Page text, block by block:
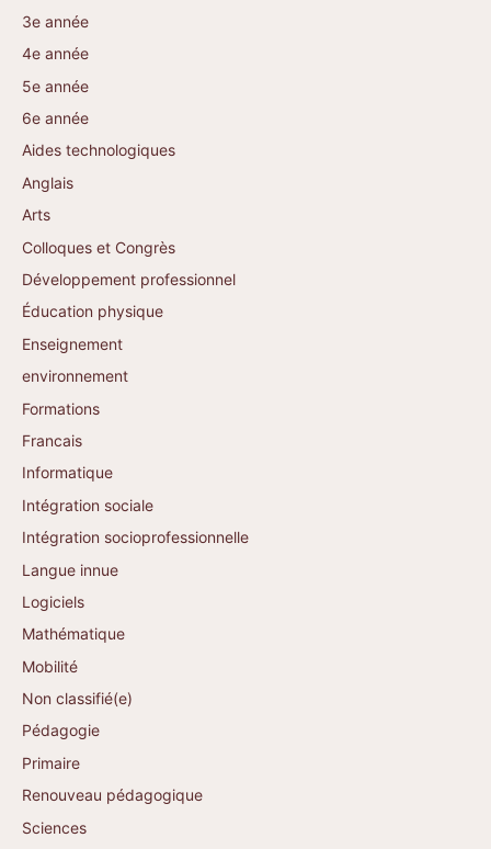
3e année
4e année
5e année
6e année
Aides technologiques
Anglais
Arts
Colloques et Congrès
Développement professionnel
Éducation physique
Enseignement
environnement
Formations
Francais
Informatique
Intégration sociale
Intégration socioprofessionnelle
Langue innue
Logiciels
Mathématique
Mobilité
Non classifié(e)
Pédagogie
Primaire
Renouveau pédagogique
Sciences